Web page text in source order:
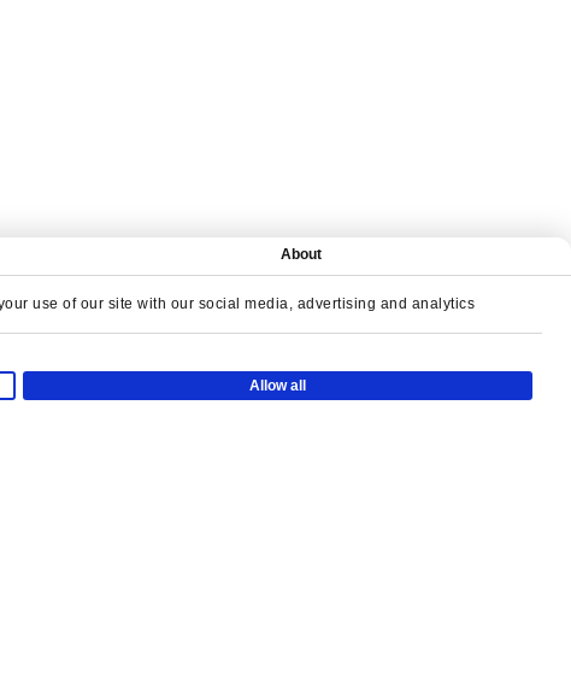
About
use of our site with our social media, advertising and analytics
Allow all
ИГРЫ